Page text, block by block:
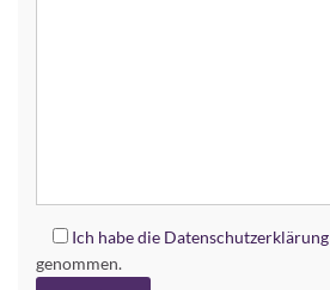
Ich habe die Datenschutzerklärung
genommen.